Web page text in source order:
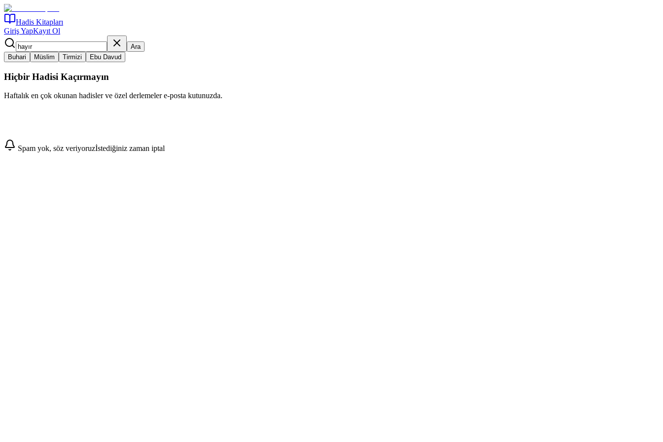
Hadis Kitapları
Giriş YapKayıt Ol
Ara
Buhari
Müslim Tirmizi Ebu Davud
Hiçbir Hadisi Kaçırmayın
Haftalık en çok okunan hadisler ve özel derlemeler e-posta kutunuzda.
Abone Ol
Spam yok, söz veriyoruzİstediğiniz zaman iptal